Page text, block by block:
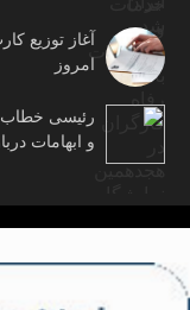
آغاز توزیع
امروز
رئیسی خطاب
و ابهامات